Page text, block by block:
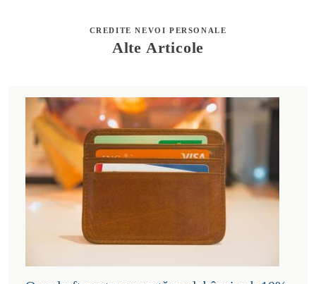
CREDITE NEVOI PERSONALE
Alte Articole